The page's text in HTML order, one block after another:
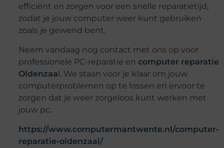
efficiënt en zorgen voor een snelle reparatietijd,
zodat je jouw computer weer kunt gebruiken
zoals je gewend bent.
Neem vandaag nog contact met ons op voor
professionele PC-reparatie en computer reparatie
Oldenzaal. We staan voor je klaar om jouw
computerproblemen op te lossen en ervoor te
zorgen dat je weer zorgeloos kunt werken met
jouw pc.
https://www.computermantwente.nl/computer-
reparatie-oldenzaal/